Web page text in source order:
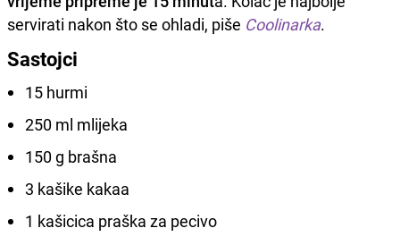
servirati nakon što se ohladi, piše Coolinarka.
Sastojci
15 hurmi
250 ml mlijeka
150 g brašna
3 kašike kakaa
1 kašicica praška za pecivo